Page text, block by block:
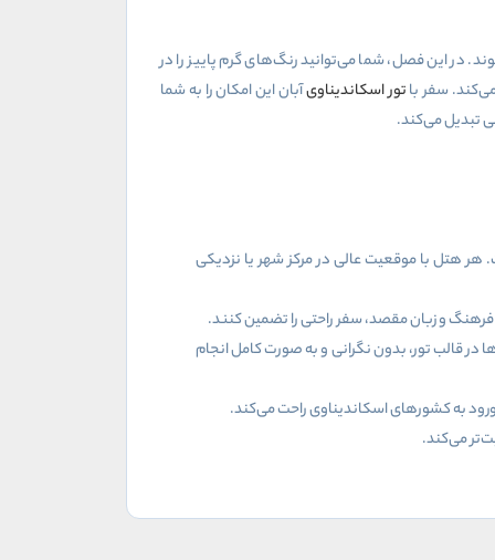
در این فصل، شما می‌توانید رنگ‌های گرم پاییز را در
سفر باتور اسکاندیناویآبان این امکان را به شما
تبدیل می‌کند.
هتل با موقعیت عالی در مرکز شهر یا نزدیکی
و زبان مقصد، سفر راحتی را تضمین کنند.
قالب تور، بدون نگرانی و به صورت کامل انجام
ورود به کشورهای اسکاندیناوی راحت می‌کند.
می‌کند.